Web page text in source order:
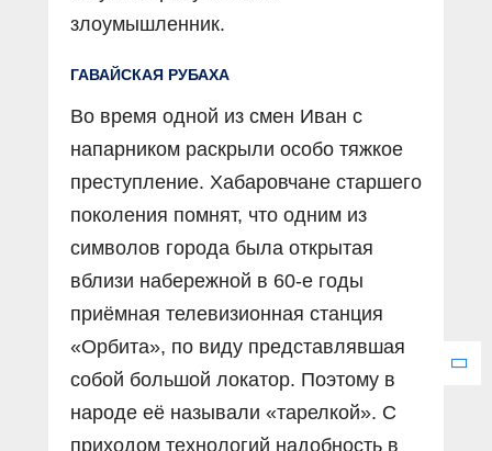
злоумышленник.
ГАВАЙСКАЯ РУБАХА
Во время одной из смен Иван с
напарником раскрыли особо тяжкое
преступление. Хабаровчане старшего
поколения помнят, что одним из
символов города была открытая
вблизи набережной в 60-е годы
приёмная телевизионная станция
«Орбита», по виду представлявшая
собой большой локатор. Поэтому в
народе её называли «тарелкой». С
приходом технологий надобность в